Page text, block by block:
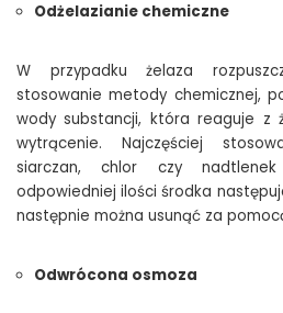
Odżelazianie chemiczne
W przypadku żelaza
stosowanie metody chemicznej,
wody substancji, która reaguje z
wytrącenie. Najczęściej
siarczan, chlor czy
odpowiedniej ilości środka
następnie można usunąć za
Odwrócona osmoza